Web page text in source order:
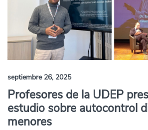
septiembre 26, 2025
Profesores de la UDEP
estudio sobre autocontrol
menores